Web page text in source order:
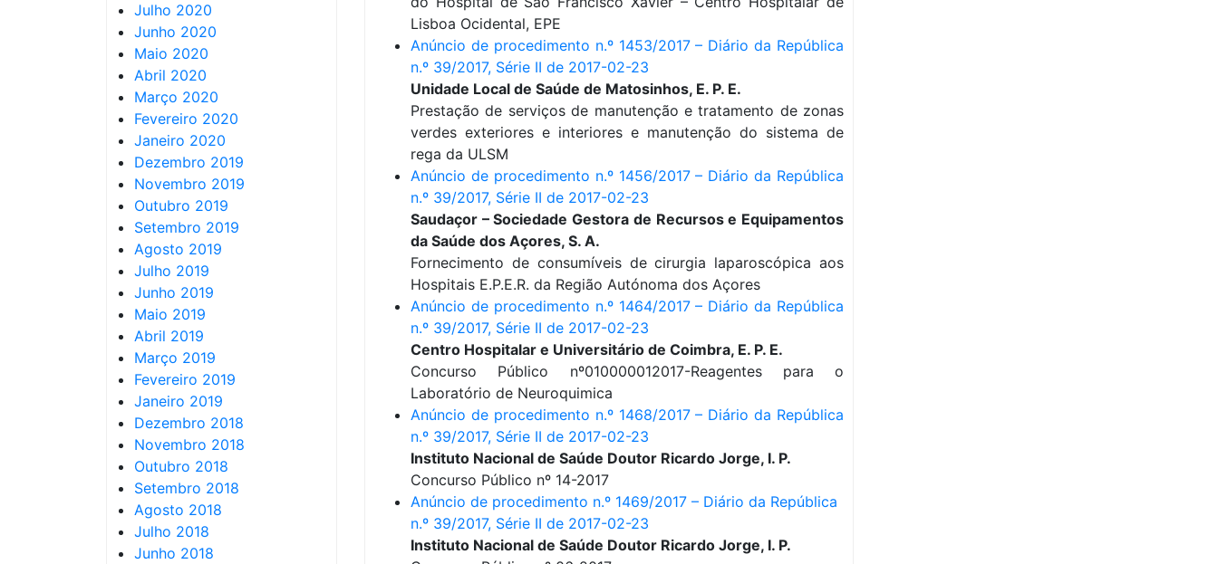
Julho 2020
Junho 2020
Maio 2020
Abril 2020
Março 2020
Fevereiro 2020
Janeiro 2020
Dezembro 2019
Novembro 2019
Outubro 2019
Setembro 2019
Agosto 2019
Julho 2019
Junho 2019
Maio 2019
Abril 2019
Março 2019
Fevereiro 2019
Janeiro 2019
Dezembro 2018
Novembro 2018
Outubro 2018
Setembro 2018
Agosto 2018
Julho 2018
Junho 2018
Lisboa Ocidental, EPE
Anúncio de procedimento n.º 1453/2017 – Diário da República
n.º 39/2017, Série II de 2017-02-23
Unidade Local de Saúde de Matosinhos, E. P. E.
Prestação de serviços de manutenção e tratamento de zonas
verdes exteriores e interiores e manutenção do sistema de
rega da ULSM
Anúncio de procedimento n.º 1456/2017 – Diário da República
n.º 39/2017, Série II de 2017-02-23
Saudaçor – Sociedade Gestora de Recursos e Equipamentos
da Saúde dos Açores, S. A.
Fornecimento de consumíveis de cirurgia laparoscópica aos
Hospitais E.P.E.R. da Região Autónoma dos Açores
Anúncio de procedimento n.º 1464/2017 – Diário da República
n.º 39/2017, Série II de 2017-02-23
Centro Hospitalar e Universitário de Coimbra, E. P. E.
Concurso Público nº010000012017-Reagentes para o
Laboratório de Neuroquimica
Anúncio de procedimento n.º 1468/2017 – Diário da República
n.º 39/2017, Série II de 2017-02-23
Instituto Nacional de Saúde Doutor Ricardo Jorge, I. P.
Concurso Público nº 14-2017
Anúncio de procedimento n.º 1469/2017 – Diário da República
n.º 39/2017, Série II de 2017-02-23
Instituto Nacional de Saúde Doutor Ricardo Jorge, I. P.